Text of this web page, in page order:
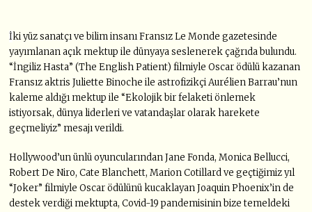
İki yüz sanatçı ve bilim insanı Fransız Le Monde gazetesinde
yayımlanan açık mektup ile dünyaya seslenerek çağrıda bulundu.
“İngiliz Hasta” (The English Patient) filmiyle Oscar ödülü kazanan
Fransız aktris Juliette Binoche ile astrofizikçi Aurélien Barrau’nun
kaleme aldığı mektup ile “Ekolojik bir felaketi önlemek
istiyorsak, dünya liderleri ve vatandaşlar olarak harekete
geçmeliyiz” mesajı verildi.
Hollywood’un ünlü oyuncularından Jane Fonda, Monica Bellucci,
Robert De Niro, Cate Blanchett, Marion Cotillard ve geçtiğimiz yıl
“Joker” filmiyle Oscar ödülünü kucaklayan Joaquin Phoenix’in de
destek verdiği mektupta, Covid-19 pandemisinin bize temeldeki